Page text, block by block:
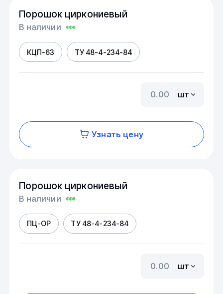
Порошок циркониевый
В наличии
КЦП-63 ТУ 48-4-234-84
шт
Узнать цену
Порошок циркониевый
В наличии
ПЦ-ОР ТУ 48-4-234-84
шт